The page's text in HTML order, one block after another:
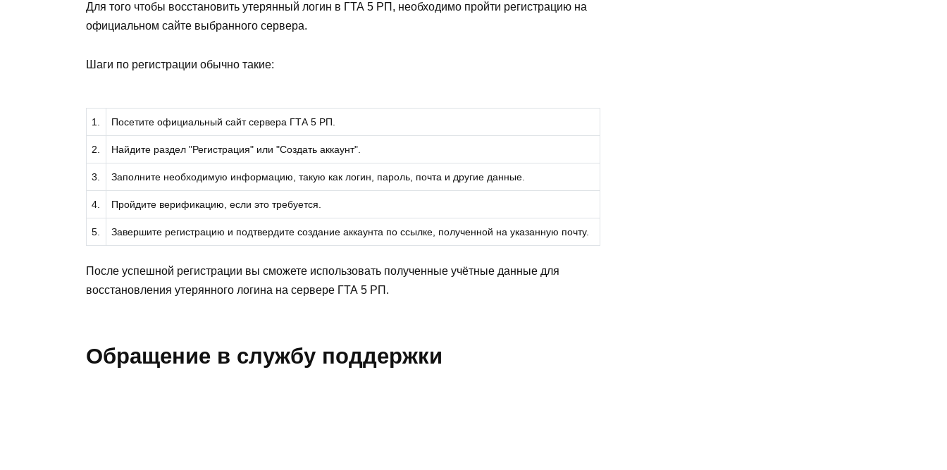
Для того чтобы восстановить утерянный логин в ГТА 5 РП, необходимо пройти регистрацию на
официальном сайте выбранного сервера.
Шаги по регистрации обычно такие:
1. Посетите официальный сайт сервера ГТА 5 РП.
2. Найдите раздел "Регистрация" или "Создать аккаунт".
3. Заполните необходимую информацию, такую как логин, пароль, почта и другие данные.
4. Пройдите верификацию, если это требуется.
5. Завершите регистрацию и подтвердите создание аккаунта по ссылке, полученной на указанную почту.
После успешной регистрации вы сможете использовать полученные учётные данные для
восстановления утерянного логина на сервере ГТА 5 РП.
Обращение в службу поддержки